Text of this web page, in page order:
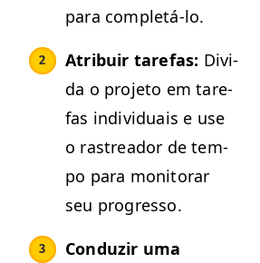
para completá-lo.
Atribuir tare­fas: Divi­
da o pro­je­to em tare­
fas indi­vid­u­ais e use
o ras­treador de tem­
po para mon­i­torar
seu progresso.
Con­duzir uma